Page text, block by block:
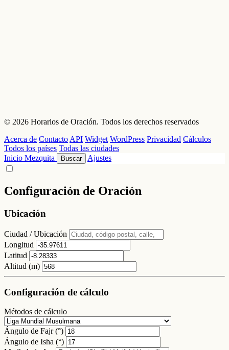
© 2026 Horarios de Oración. Todos los derechos reservados
Acerca de ContactoAPI Widget WordPress Privacidad Cálculos
Todos los países Todas las ciudades
Inicio Mezquita Buscar Ajustes
Configuración de Oración
Ubicación
Ciudad / Ubicación
Longitud
Latitud
Altitud (m)
Configuración de cálculo
Métodos de cálculo
Ángulo de Fajr (°)
Ángulo de Isha (°)